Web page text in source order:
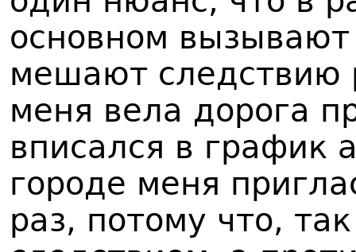
основном
мешают следствию
меня вела дорога
вписался в график
городе меня
раз, потому что,